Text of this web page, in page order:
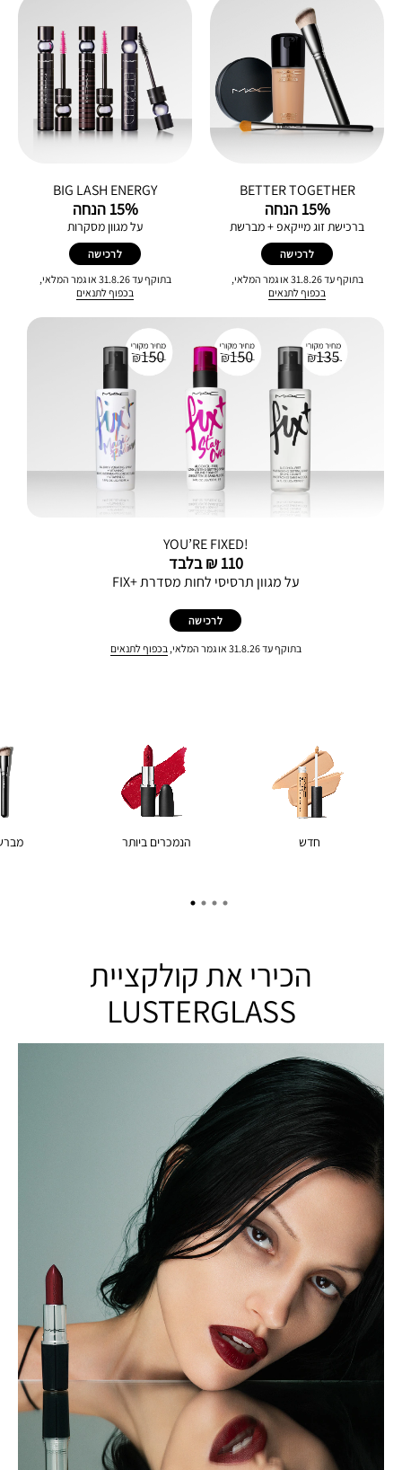
BETTER TOGETHER
15% הנחה
ברכישת זוג מייקאפ + מברשת
לרכישה
בתוקף עד 31.8.26 או גמר המלאי,
בכפוף לתנאים
BIG LASH ENERGY
15% הנחה
על מגוון מסקרות
לרכישה
בתוקף עד 31.8.26 או גמר המלאי,
בכפוף לתנאים
YOU’RE FIXED!
110 ₪ בלבד
על מגוון תרסיסי לחות מסדרת +FIX
לרכישה
בתוקף עד 31.8.26 או גמר המלאי, בכפוף לתנאים
הנמכרים ביותר חדש
הכירי את קולקציית
LUSTERGLASS